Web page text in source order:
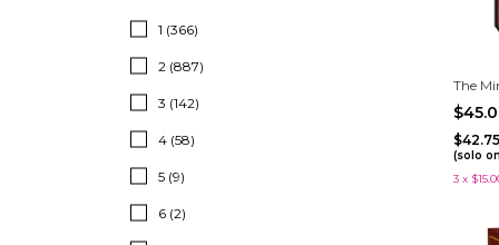
1 (366)
2 (887)
3 (142)
4 (58)
5 (9)
6 (2)
The
(solo
3 x